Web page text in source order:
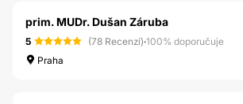
prim. MUDr. Dušan Záruba
5 (78 Recenzí)·100% doporučuje
Praha